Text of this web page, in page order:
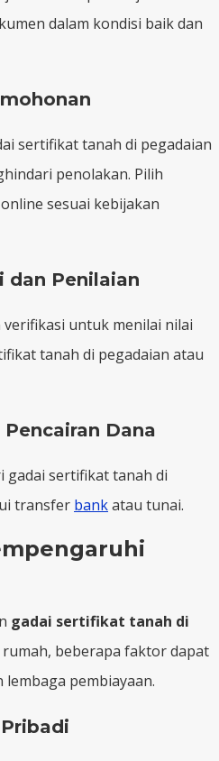
dalam kondisi baik dan
sertifikat tanah di pegadaian
penolakan. Pilih
sesuai kebijakan
dan Penilaian
untuk menilai nilai
tanah di pegadaian atau
Dana
gadai sertifikat tanah di
transfer bankatau tunai.
gadai sertifikat tanah di
beberapa faktor dapat
pembiayaan.